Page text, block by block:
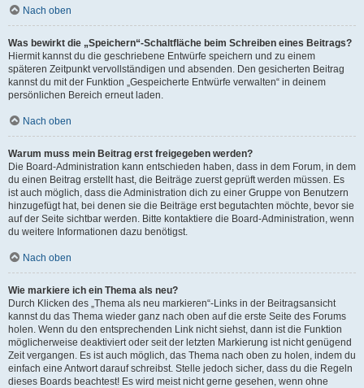
Nach oben
Was bewirkt die „Speichern“-Schaltfläche beim Schreiben eines Beitrags?
Hiermit kannst du die geschriebene Entwürfe speichern und zu einem
späteren Zeitpunkt vervollständigen und absenden. Den gesicherten Beitrag
kannst du mit der Funktion „Gespeicherte Entwürfe verwalten“ in deinem
persönlichen Bereich erneut laden.
Nach oben
Warum muss mein Beitrag erst freigegeben werden?
Die Board-Administration kann entschieden haben, dass in dem Forum, in dem
du einen Beitrag erstellt hast, die Beiträge zuerst geprüft werden müssen. Es
ist auch möglich, dass die Administration dich zu einer Gruppe von Benutzern
hinzugefügt hat, bei denen sie die Beiträge erst begutachten möchte, bevor sie
auf der Seite sichtbar werden. Bitte kontaktiere die Board-Administration, wenn
du weitere Informationen dazu benötigst.
Nach oben
Wie markiere ich ein Thema als neu?
Durch Klicken des „Thema als neu markieren“-Links in der Beitragsansicht
kannst du das Thema wieder ganz nach oben auf die erste Seite des Forums
holen. Wenn du den entsprechenden Link nicht siehst, dann ist die Funktion
möglicherweise deaktiviert oder seit der letzten Markierung ist nicht genügend
Zeit vergangen. Es ist auch möglich, das Thema nach oben zu holen, indem du
einfach eine Antwort darauf schreibst. Stelle jedoch sicher, dass du die Regeln
dieses Boards beachtest! Es wird meist nicht gerne gesehen, wenn ohne